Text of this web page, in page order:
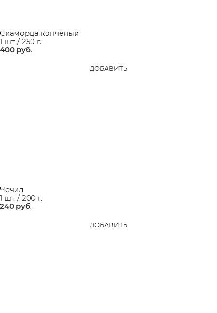
Скаморца копчёный
1 шт. / 250 г.
400 руб.
ДОБАВИТЬ
Чечил
1 шт. / 200 г.
240 руб.
ДОБАВИТЬ